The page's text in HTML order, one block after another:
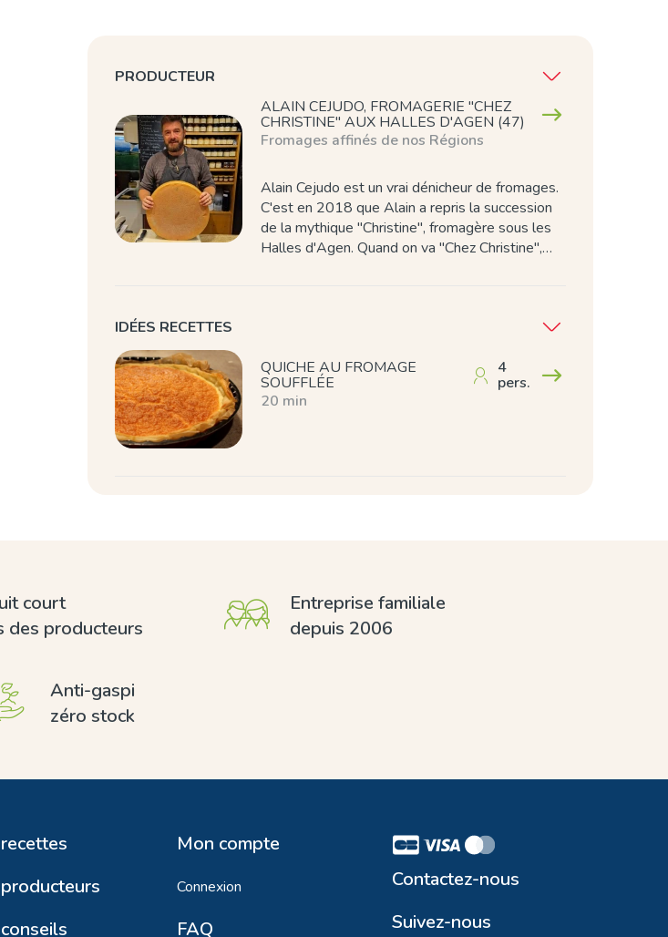
PRODUCTEUR
ALAIN CEJUDO, FROMAGERIE "CHEZ
CHRISTINE" AUX HALLES D'AGEN (47)
Fromages affinés de nos Régions
Alain Cejudo est un vrai dénicheur de fromages.
C'est en 2018 que Alain a repris la succession
de la mythique "Christine", fromagère sous les
Halles d'Agen. Quand on va "Chez Christine",…
IDÉES RECETTES
QUICHE AU FROMAGE
SOUFFLÉE
4
pers.
20 min
court
des producteurs
Entreprise familiale
depuis 2006
Anti-gaspi
zéro stock
Mon compte
Connexion
FAQ
Contactez-nous
Suivez-nous